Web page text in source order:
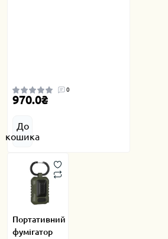
0
970.0₴
До
кошика
Портативний
фумігатор